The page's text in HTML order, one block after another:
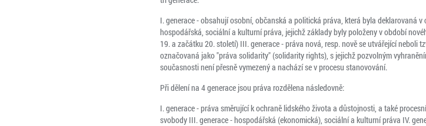
I. generace - obsahují osobní, občanská a politická práva, která byla deklarovaná
hospodářská, sociální a kulturní práva, jejichž základy byly položeny v období
19. a začátku 20. století) III. generace - práva nová, resp. nově se utvářející neboli
označovaná jako "práva solidarity" (solidarity rights), s jejichž pozvolným
současnosti není přesně vymezený a nachází se v procesu stanovování.
Při dělení na 4 generace jsou práva rozdělena následovně:
I. generace - práva směrující k ochraně lidského života a důstojnosti, a také
svobody III. generace - hospodářská (ekonomická), sociální a kulturní práva IV.